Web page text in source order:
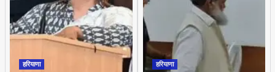
हरियाणा हरियाणा